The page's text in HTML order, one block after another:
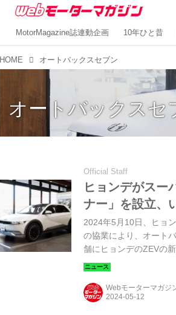
MotorMagazine誌連動企画 10年ひと昔
HOME オートバックスセブン
オートバックスセ
Official Staff
ヒョンデがスー
ナー」を設立、
2024年5月10日、ヒョ
の協業により、オート
舗にヒョンデのZEVの
を新設したと発表した
Webモーターマガジ